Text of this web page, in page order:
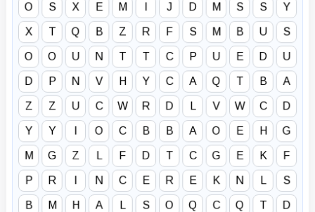
O S X E M I J D M S S Y
X T Q B Z R F S M B U S
O O U N T T C P U E D U
D P N V H Y C A Q T B A
Z Z U C W R D V W C D
Y Y O C B B A O E H G
M G Z L F D T C G E K F
P R I N C E R E K N L S
B M H A L S O Q C Q T D